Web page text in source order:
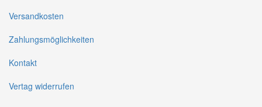
Versandkosten
Zahlungsmöglichkeiten
Kontakt
Vertag widerrufen